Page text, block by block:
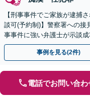
【刑事事件でご家族が逮捕
談可(予約制)】警察署への接
事事件に強い弁護士が示談
トします。【加害者側の相
事例を見る(2件)
電話でお問い合わ